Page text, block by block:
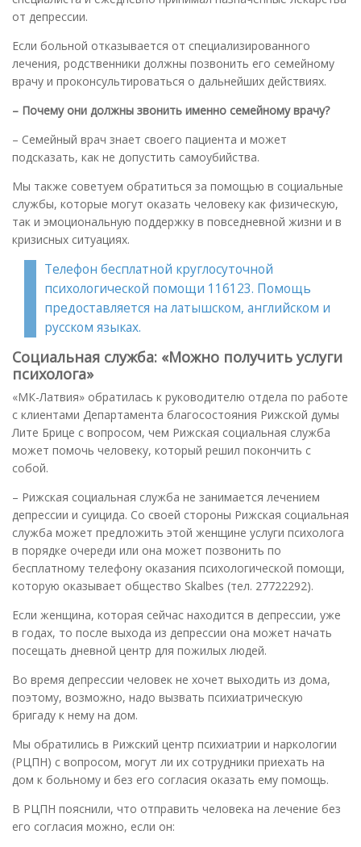
от депрессии.
Если больной отказывается от специализированного
лечения, родственники должны позвонить его семейному
врачу и проконсультироваться о дальнейших действиях.
– Почему они должны звонить именно семейному врачу?
– Семейный врач знает своего пациента и может
подсказать, как не допустить самоубийства.
Мы также советуем обратиться за помощью в социальные
службы, которые могут оказать человеку как физическую,
так и эмоциональную поддержку в повседневной жизни и в
кризисных ситуациях.
Телефон бесплатной круглосуточной
психологической помощи 116123. Помощь
предоставляется на латышском, английском и
русском языках.
Социальная служба: «Можно получить услуги
психолога»
«МК-Латвия» обратилась к руководителю отдела по работе
с клиентами Департамента благосостояния Рижской думы
Лите Брице с вопросом, чем Рижская социальная служба
может помочь человеку, который решил покончить с
собой.
– Рижская социальная служба не занимается лечением
депрессии и суицида. Со своей стороны Рижская социальная
служба может предложить этой женщине услуги психолога
в порядке очереди или она может позвонить по
бесплатному телефону оказания психологической помощи,
которую оказывает общество Skalbes (тел. 27722292).
Если женщина, которая сейчас находится в депрессии, уже
в годах, то после выхода из депрессии она может начать
посещать дневной центр для пожилых людей.
Во время депрессии человек не хочет выходить из дома,
поэтому, возможно, надо вызвать психиатрическую
бригаду к нему на дом.
Мы обратились в Рижский центр психиатрии и наркологии
(РЦПН) с вопросом, могут ли их сотрудники приехать на
дом к больному и без его согласия оказать ему помощь.
В РЦПН пояснили, что отправить человека на лечение без
его согласия можно, если он: